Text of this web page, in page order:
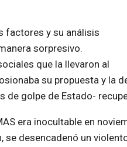
factores y su análisis
sorpresivo.
que la llevaron al
su propuesta y la
golpe de Estado-
era inocultable en
se desencadenó un